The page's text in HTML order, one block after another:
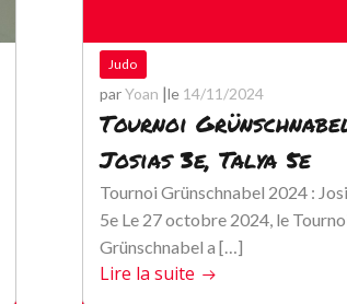
Judo
parYoan |le 14/11/2024
Tournoi
Josias 3e, Talya 5e
Tournoi Grünschnabel 2024 :
5e Le 27 octobre 2024, le
Grünschnabel a […]
Lire la suite